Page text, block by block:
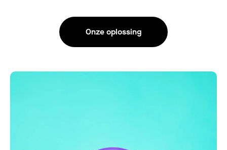
Onze oplossing